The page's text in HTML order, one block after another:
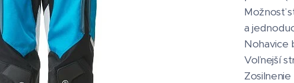
Možnosť
a
Nohavice
Voľnejší